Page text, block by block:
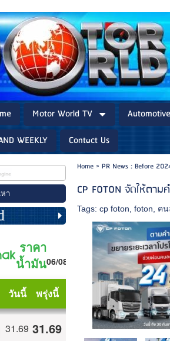
Motor World TV
WEEKLY
Contact Us
Home> PR News : Before
CP FOTON จัดให้ต
Tags:cp foton ,foton คน